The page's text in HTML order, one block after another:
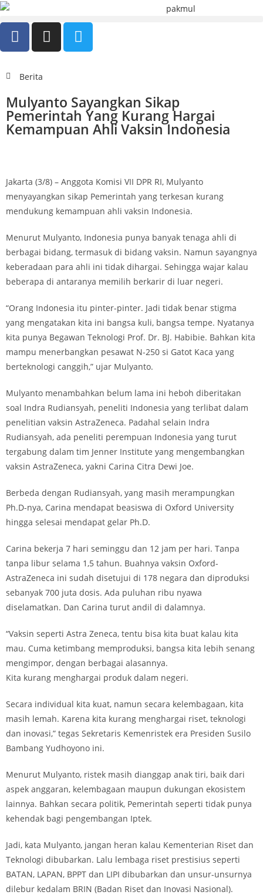
Berita
Mulyanto Sayangkan Sikap
Pemerintah Yang Kurang Hargai
Kemampuan Ahli Vaksin Indonesia
Jakarta (3/8) – Anggota Komisi VII DPR RI, Mulyanto
menyayangkan sikap Pemerintah yang terkesan kurang
mendukung kemampuan ahli vaksin Indonesia.
Menurut Mulyanto, Indonesia punya banyak tenaga ahli di
berbagai bidang, termasuk di bidang vaksin. Namun sayangnya
keberadaan para ahli ini tidak dihargai. Sehingga wajar kalau
beberapa di antaranya memilih berkarir di luar negeri.
“Orang Indonesia itu pinter-pinter. Jadi tidak benar stigma
yang mengatakan kita ini bangsa kuli, bangsa tempe. Nyatanya
kita punya Begawan Teknologi Prof. Dr. BJ. Habibie. Bahkan kita
mampu menerbangkan pesawat N-250 si Gatot Kaca yang
berteknologi canggih,” ujar Mulyanto.
Mulyanto menambahkan belum lama ini heboh diberitakan
soal Indra Rudiansyah, peneliti Indonesia yang terlibat dalam
penelitian vaksin AstraZeneca. Padahal selain Indra
Rudiansyah, ada peneliti perempuan Indonesia yang turut
tergabung dalam tim Jenner Institute yang mengembangkan
vaksin AstraZeneca, yakni Carina Citra Dewi Joe.
Berbeda dengan Rudiansyah, yang masih merampungkan
Ph.D-nya, Carina mendapat beasiswa di Oxford University
hingga selesai mendapat gelar Ph.D.
Carina bekerja 7 hari seminggu dan 12 jam per hari. Tanpa
tanpa libur selama 1,5 tahun. Buahnya vaksin Oxford-
AstraZeneca ini sudah disetujui di 178 negara dan diproduksi
sebanyak 700 juta dosis. Ada puluhan ribu nyawa
diselamatkan. Dan Carina turut andil di dalamnya.
“Vaksin seperti Astra Zeneca, tentu bisa kita buat kalau kita
mau. Cuma ketimbang memproduksi, bangsa kita lebih senang
mengimpor, dengan berbagai alasannya.
Kita kurang menghargai produk dalam negeri.
Secara individual kita kuat, namun secara kelembagaan, kita
masih lemah. Karena kita kurang menghargai riset, teknologi
dan inovasi,” tegas Sekretaris Kemenristek era Presiden Susilo
Bambang Yudhoyono ini.
Menurut Mulyanto, ristek masih dianggap anak tiri, baik dari
aspek anggaran, kelembagaan maupun dukungan ekosistem
lainnya. Bahkan secara politik, Pemerintah seperti tidak punya
kehendak bagi pengembangan Iptek.
Jadi, kata Mulyanto, jangan heran kalau Kementerian Riset dan
Teknologi dibubarkan. Lalu lembaga riset prestisius seperti
BATAN, LAPAN, BPPT dan LIPI dibubarkan dan unsur-unsurnya
dilebur kedalam BRIN (Badan Riset dan Inovasi Nasional).